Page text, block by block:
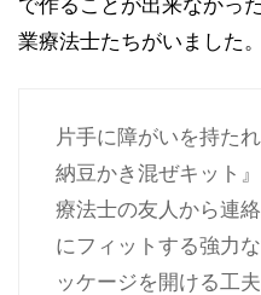
で作ることが出来なかっ
業療法士たちがいました。
片手に障がいを持た
納豆かき混ぜキット
療法士の友人から連
にフィットする強力
ッケージを開ける工